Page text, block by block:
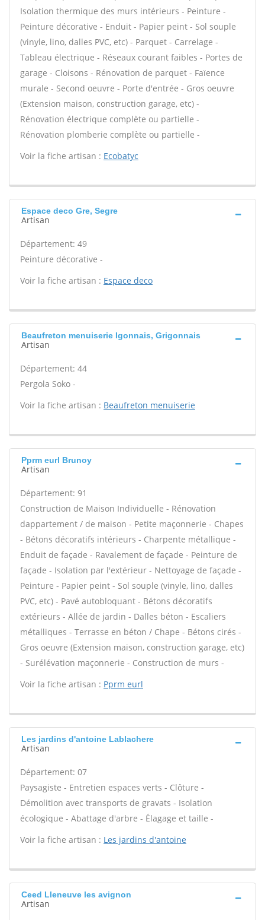
Isolation thermique des murs intérieurs - Peinture -
Peinture décorative - Enduit - Papier peint - Sol souple
(vinyle, lino, dalles PVC, etc) - Parquet - Carrelage -
Tableau électrique - Réseaux courant faibles - Portes de
garage - Cloisons - Rénovation de parquet - Faïence
murale - Second oeuvre - Porte d'entrée - Gros oeuvre
(Extension maison, construction garage, etc) -
Rénovation électrique complète ou partielle -
Rénovation plomberie complète ou partielle -
Voir la fiche artisan : Ecobatyc
Espace deco Gre, Segre
Artisan
Département: 49
Peinture décorative -
Voir la fiche artisan : Espace deco
Beaufreton menuiserie Igonnais, Grigonnais
Artisan
Département: 44
Pergola Soko -
Voir la fiche artisan : Beaufreton menuiserie
Pprm eurl Brunoy
Artisan
Département: 91
Construction de Maison Individuelle - Rénovation
dappartement / de maison - Petite maçonnerie - Chapes
- Bétons décoratifs intérieurs - Charpente métallique -
Enduit de façade - Ravalement de façade - Peinture de
façade - Isolation par l'extérieur - Nettoyage de façade -
Peinture - Papier peint - Sol souple (vinyle, lino, dalles
PVC, etc) - Pavé autobloquant - Bétons décoratifs
extérieurs - Allée de jardin - Dalles béton - Escaliers
métalliques - Terrasse en béton / Chape - Bétons cirés -
Gros oeuvre (Extension maison, construction garage, etc)
- Surélévation maçonnerie - Construction de murs -
Voir la fiche artisan : Pprm eurl
Les jardins d'antoine Lablachere
Artisan
Département: 07
Paysagiste - Entretien espaces verts - Clôture -
Démolition avec transports de gravats - Isolation
écologique - Abattage d'arbre - Élagage et taille -
Voir la fiche artisan : Les jardins d'antoine
Ceed Lleneuve les avignon
Artisan